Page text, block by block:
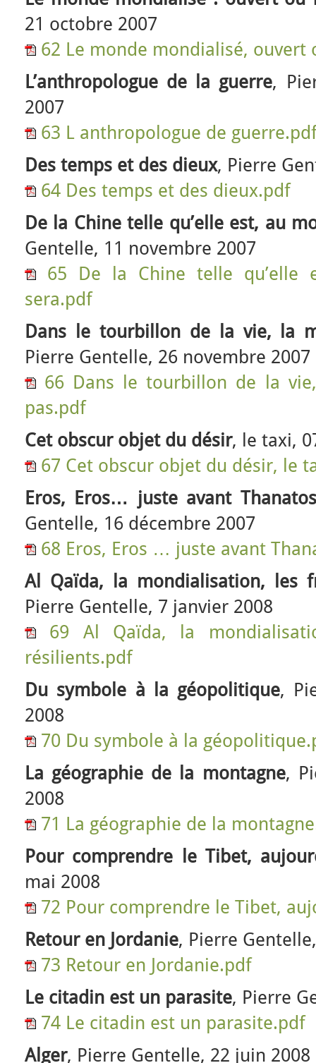
21 octobre 2007
62 Le monde mondialisé, ouvert
L’anthropologue de la guerre,
2007
63 L anthropologue de
Des temps et des dieux, Pierre
64 Des temps et des dieux.pdf
De la Chine telle qu’elle est, au
Gentelle, 11 novembre 2007
65 De la Chine telle qu’elle
sera.pdf
Dans le tourbillon de la vie, la
Pierre Gentelle, 26 novembre 2007
66 Dans le tourbillon de la
pas.pdf
Cet obscur objet du désir, le taxi,
67 Cet obscur objet du désir, le
Eros, Eros… juste avant
Gentelle, 16 décembre 2007
68 Eros, Eros … juste avant
Al Qaïda, la mondialisation, les
Pierre Gentelle, 7 janvier 2008
69 Al Qaïda, la
résilients.pdf
Du symbole à la géopolitique,
2008
70 Du symbole à la
La géographie de la montagne,
2008
71 La géographie de la
Pour comprendre le Tibet,
mai 2008
72 Pour comprendre le Tibet,
Retour en Jordanie, Pierre
73 Retour en Jordanie.pdf
Le citadin est un parasite, Pierre
74 Le citadin est un parasite.pdf
Alger, Pierre Gentelle, 22 juin 2008